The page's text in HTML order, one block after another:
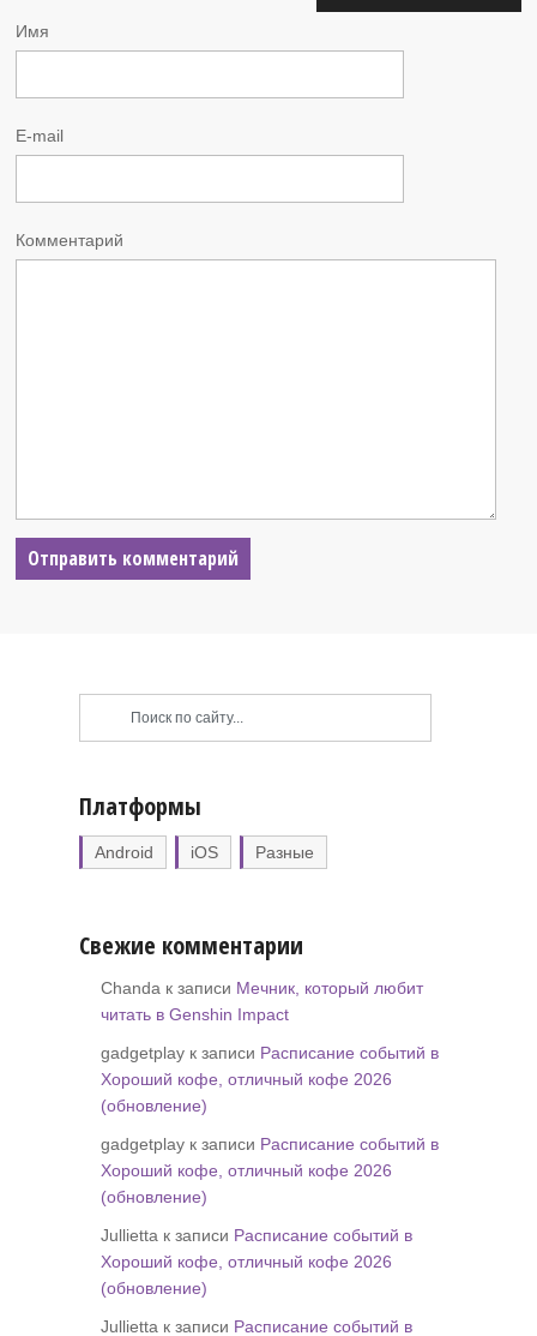
Имя
E-mail
Комментарий
Платформы
Android iOS Разные
Свежие комментарии
Chanda к записи Мечник, который любит
читать в Genshin Impact
gadgetplay к записи Расписание событий в
Хороший кофе, отличный кофе 2026
(обновление)
gadgetplay к записи Расписание событий в
Хороший кофе, отличный кофе 2026
(обновление)
Jullietta к записи Расписание событий в
Хороший кофе, отличный кофе 2026
(обновление)
Jullietta к записи Расписание событий в